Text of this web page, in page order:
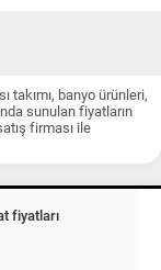
takımı, banyo ürünleri,
sunulan fiyatların
firması ile
fiyatları